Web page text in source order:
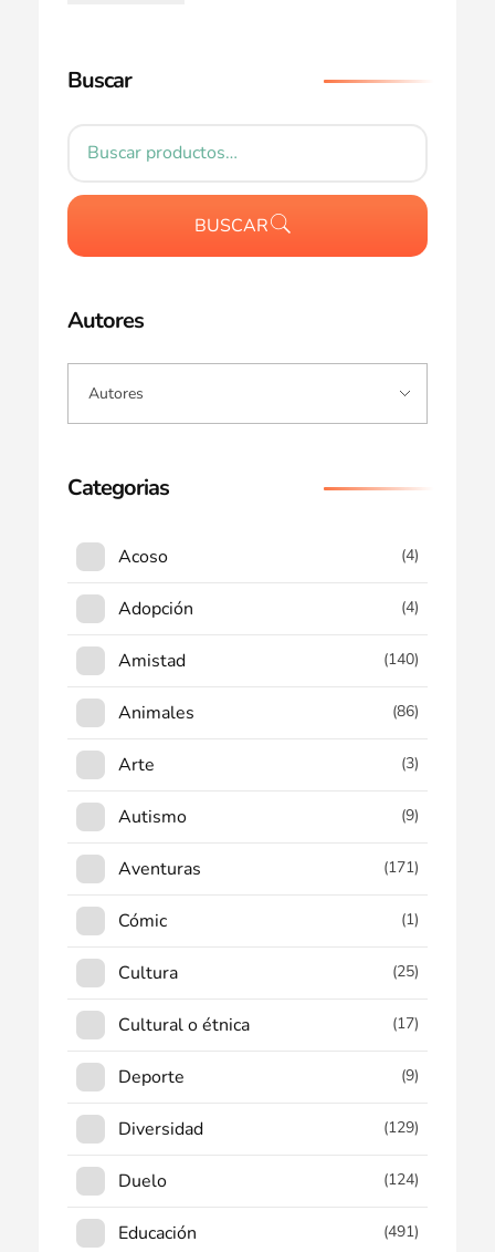
Buscar
BUSCAR
Autores
Categorias
Acoso (4)
Adopción (4)
Amistad (140)
Animales (86)
Arte (3)
Autismo (9)
Aventuras (171)
Cómic (1)
Cultura (25)
Cultural o étnica (17)
Deporte (9)
Diversidad (129)
Duelo (124)
Educación (491)